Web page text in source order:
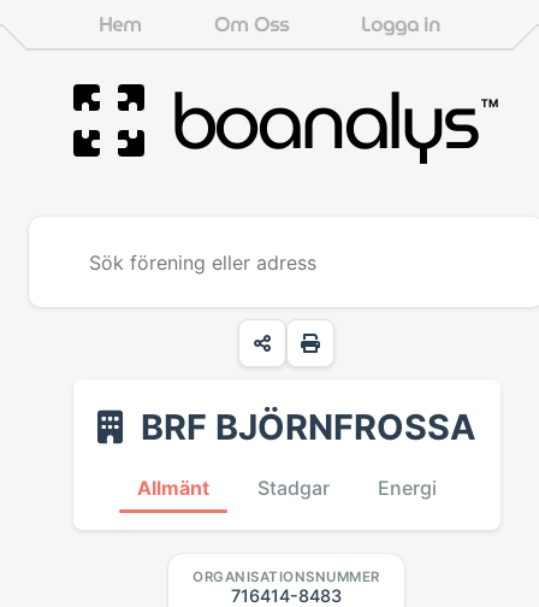
Hem Om Oss Logga in
boanalys™
BRF BJÖRNFROSSA
Allmänt Stadgar Energi
ORGANISATIONSNUMMER
716414-8483